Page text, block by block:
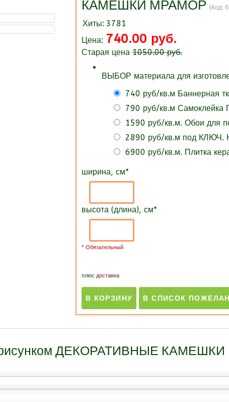
КАМЕШКИ МРАМОР (Код:
Хиты: 3781
Цена: 740.00 руб.
Старая цена1050.00 руб.
ВЫБОР материала для
740 руб/кв.м Баннерная
790 руб/кв.м Самоклейка
1590 руб/кв.м. Обои для
2890 руб/кв.м под КЛЮЧ.
6900 руб/кв.м. Плитка
ширина, см*
высота (длина), см*
* Обязательный
плюс доставка
рисунком ДЕКОРАТИВНЫЕ